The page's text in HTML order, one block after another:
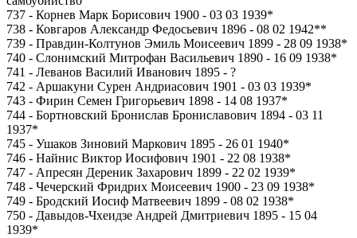
737 - Корнев Марк Борисович 1900 - 03 03 1939*
738 - Ковгаров Александр Федосьевич 1896 - 08 02 1942**
739 - Правдин-Колтунов Эмиль Моисеевич 1899 - 28 09 1938*
740 - Слонимский Митрофан Васильевич 1890 - 16 09 1938*
741 - Леванов Василий Иванович 1895 - ?
742 - Аршакуни Сурен Андриасович 1901 - 03 03 1939*
743 - Фирин Семен Григорьевич 1898 - 14 08 1937*
744 - Бортновский Бронислав Брониславович 1894 - 03 11
1937*
745 - Ушаков Зиновий Маркович 1895 - 26 01 1940*
746 - Найнис Виктор Иосифович 1901 - 22 08 1938*
747 - Апресян Дереник Захарович 1899 - 22 02 1939*
748 - Чечерский Фридрих Моисеевич 1900 - 23 09 1938*
749 - Бродский Иосиф Матвеевич 1899 - 08 02 1938*
750 - Давыдов-Чхеидзе Андрей Дмитриевич 1895 - 15 04
1939*